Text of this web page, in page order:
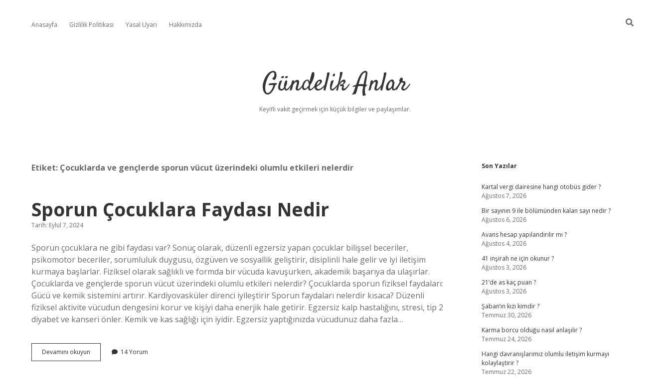
Anasayfa Gizlilik Politikası Yasal Uyarı Hakkımızda
Gündelik Anlar
Keyifli vakit geçirmek için küçük bilgiler ve paylaşımlar.
Etiket: Çocuklarda ve gençlerde sporun vücut üzerindeki olumlu etkileri nelerdir
Sporun Çocuklara Faydası Nedir
Tarih: Eylül 7, 2024
Sporun çocuklara ne gibi faydası var? Sonuç olarak, düzenli egzersiz yapan çocuklar bilişsel beceriler,
psikomotor beceriler, sorumluluk duygusu, özgüven ve sosyallik geliştirir, disiplinli hale gelir ve iyi iletişim
kurmaya başlarlar. Fiziksel olarak sağlıklı ve formda bir vücuda kavuşurken, akademik başarıya da ulaşırlar.
Çocuklarda ve gençlerde sporun vücut üzerindeki olumlu etkileri nelerdir? Çocuklarda sporun fiziksel faydaları:
Gücü ve kemik sistemini artırır. Kardiyovasküler direnci iyileştirir Sporun faydaları nelerdir kısaca? Düzenli
fiziksel aktivite vücudun dengesini korur ve kişiyi daha enerjik hale getirir. Egzersiz kalp hastalığını, stresi, tip 2
diyabet ve kanseri önler. Kemik ve kas sağlığı için iyidir. Egzersiz yaptığınızda vücudunuz daha fazla…
Devamını okuyun
Çocuklara
14 Yorum
Sidebar
Son Yazılar
Kartal vergi dairesine hangi otobüs gider ?
Ağustos 7, 2026
Bir sayının 9 ile bölümünden kalan sayı nedir ?
Ağustos 6, 2026
Avans hesap yapılandırılır mı ?
Ağustos 4, 2026
41 inşirah ne için okunur ?
Ağustos 3, 2026
21’de as kaç puan ?
Ağustos 3, 2026
Şaban’ın kızı kimdir ?
Temmuz 30, 2026
Karma borcu olduğu nasıl anlaşılır ?
Temmuz 24, 2026
Hangi davranışlarımız olumlu iletişim kurmayı
kolaylaştırır ?
Temmuz 22, 2026